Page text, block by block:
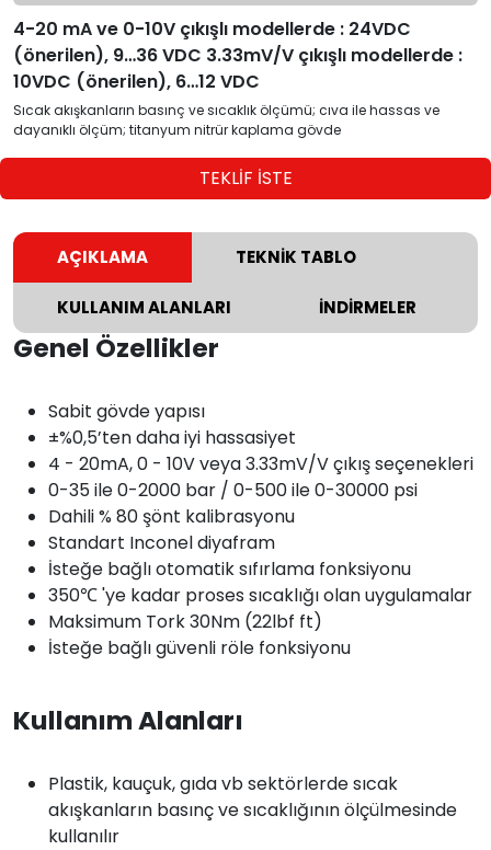
4-20 mA ve 0-10V çıkışlı modellerde : 24VDC
(önerilen), 9…36 VDC 3.33mV/V çıkışlı modellerde :
10VDC (önerilen), 6…12 VDC
Sıcak akışkanların basınç ve sıcaklık ölçümü; cıva ile hassas ve
dayanıklı ölçüm; titanyum nitrür kaplama gövde
TEKLİF İSTE
AÇIKLAMA TEKNİK TABLO
KULLANIM ALANLARI İNDİRMELER
Genel Özellikler
Sabit gövde yapısı
±%0,5’ten daha iyi hassasiyet
4 - 20mA, 0 - 10V veya 3.33mV/V çıkış seçenekleri
0-35 ile 0-2000 bar / 0-500 ile 0-30000 psi
Dahili % 80 şönt kalibrasyonu
Standart Inconel diyafram
İsteğe bağlı otomatik sıfırlama fonksiyonu
350℃ 'ye kadar proses sıcaklığı olan uygulamalar
Maksimum Tork 30Nm (22lbf ft)
İsteğe bağlı güvenli röle fonksiyonu
Kullanım Alanları
Plastik, kauçuk, gıda vb sektörlerde sıcak
akışkanların basınç ve sıcaklığının ölçülmesinde
kullanılır